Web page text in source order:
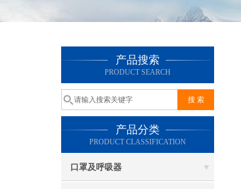
产品搜索
PRODUCT SEARCH
产品分类
PRODUCT CLASSIFICATION
口罩及呼吸器